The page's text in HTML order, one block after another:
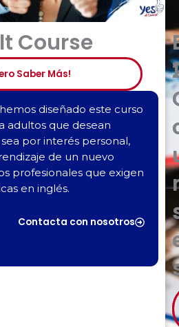
Course
Saber Más!
diseñado este curso
adultos que desean
por interés personal,
de un nuevo
profesionales que exigen
en inglés.
Contacta con nosotros
1